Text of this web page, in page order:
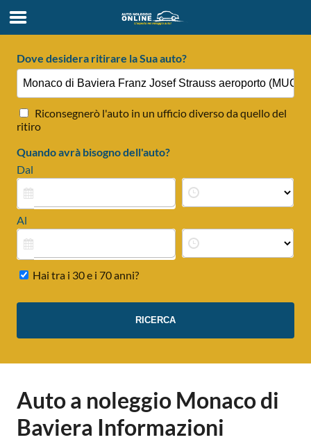
Dove desidera ritirare la Sua auto?
Riconsegnerò l'auto in un ufficio diverso da quello del
ritiro
Quando avrà bisogno dell'auto?
Dal
Al
Hai tra i 30 e i 70 anni?
Auto a noleggio Monaco di
Baviera Informazioni